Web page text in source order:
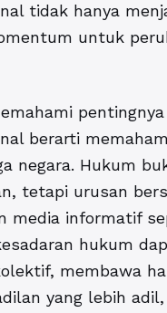
tidak hanya
untuk
berarti
negara. Hukum
tetapi urusan
media informatif
hukum
membawa
yang lebih adil,